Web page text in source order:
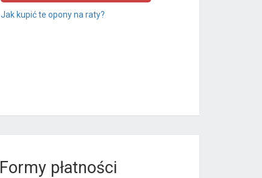
Jak kupić te opony na raty?
Formy płatności